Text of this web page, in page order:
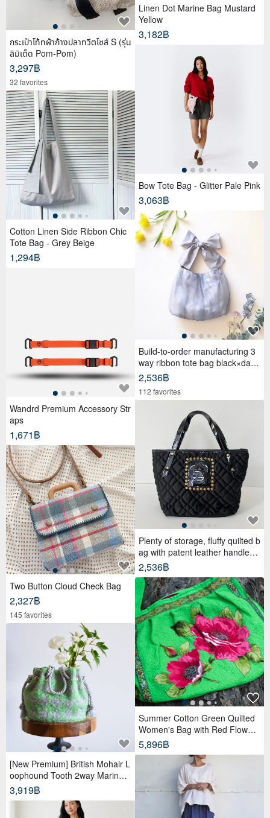
กระเป๋าโท้ทผ้าก้างปลาทวีตไซส์ S (รุ่น
ลิมิเต็ด Pom-Pom)
3,297฿
32 favorites
Cotton Linen Side Ribbon Chic
Tote Bag - Grey Beige
1,294฿
Wandrd Premium Accessory Str
aps
1,671฿
Two Button Cloud Check Bag
2,327฿
145 favorites
[New Premium] British Mohair L
oophound Tooth 2way Marine B
ag
3,919฿
Linen Dot Marine Bag Mustard
Yellow
3,182฿
Bow Tote Bag - Glitter Pale Pink
3,063฿
Build-to-order manufacturing 3
way ribbon tote bag black×dark
gray
2,536฿
112 favorites
Plenty of storage, fluffy quilted b
ag with patent leather handles,
black
2,536฿
Summer Cotton Green Quilted
Women's Bag with Red Flowers
Boho Style Long Belt
5,896฿